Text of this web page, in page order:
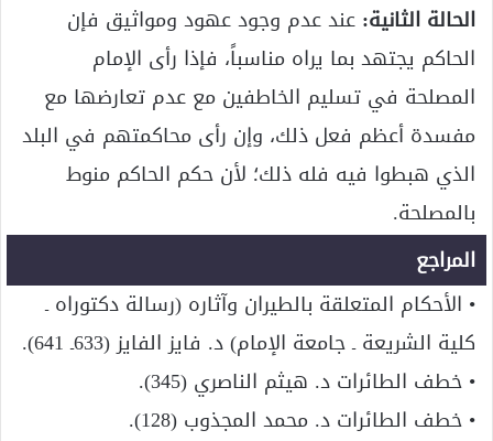
الحالة الثانية: عند عدم وجود عهود ومواثيق فإن
الحاكم يجتهد بما يراه مناسباً، فإذا رأى الإمام
المصلحة في تسليم الخاطفين مع عدم تعارضها مع
مفسدة أعظم فعل ذلك، وإن رأى محاكمتهم في البلد
الذي هبطوا فيه فله ذلك؛ لأن حكم الحاكم منوط
بالمصلحة.
المراجع
• الأحكام المتعلقة بالطيران وآثاره (رسالة دكتوراه ـ
كلية الشريعة ـ جامعة الإمام) د. فايز الفايز (633ـ 641).
• خطف الطائرات د. هيثم الناصري (345).
• خطف الطائرات د. محمد المجذوب (128).